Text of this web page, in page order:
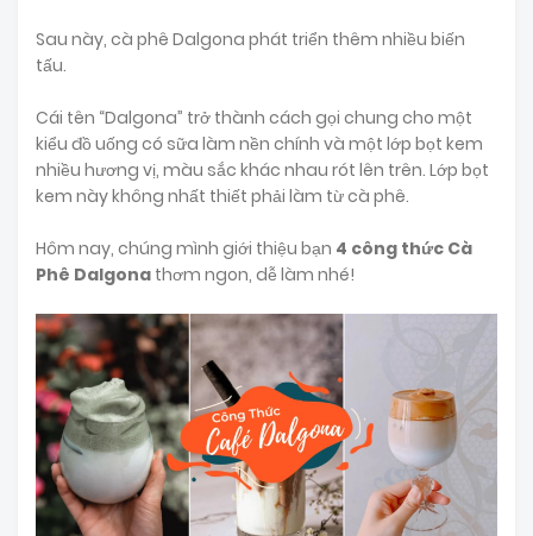
Sau này, cà phê Dalgona phát triển thêm nhiều biến
tấu.
Cái tên “Dalgona” trở thành cách gọi chung cho một
kiểu đồ uống có sữa làm nền chính và một lớp bọt kem
nhiều hương vị, màu sắc khác nhau rót lên trên. Lớp bọt
kem này không nhất thiết phải làm từ cà phê.
Hôm nay, chúng mình giới thiệu bạn 4 công thức Cà
Phê Dalgona thơm ngon, dễ làm nhé!